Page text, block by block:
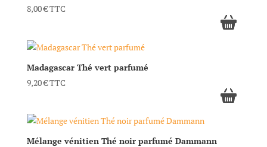
8,00€TTC
Madagascar Thé vert parfumé
9,20€TTC
Mélange vénitien Thé noir parfumé Dammann